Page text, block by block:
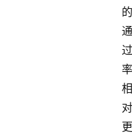
的
通
过
率
相
对
更